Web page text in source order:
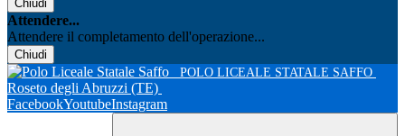
Chiudi
Attendere...
Attendere il completamento dell'operazione...
Chiudi
POLO LICEALE STATALE SAFFO
Roseto degli Abruzzi (TE)
FacebookYoutubeInstagram